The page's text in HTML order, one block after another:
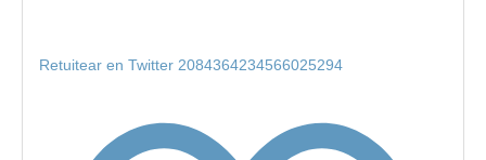
Retuitear en Twitter 2084364234566025294